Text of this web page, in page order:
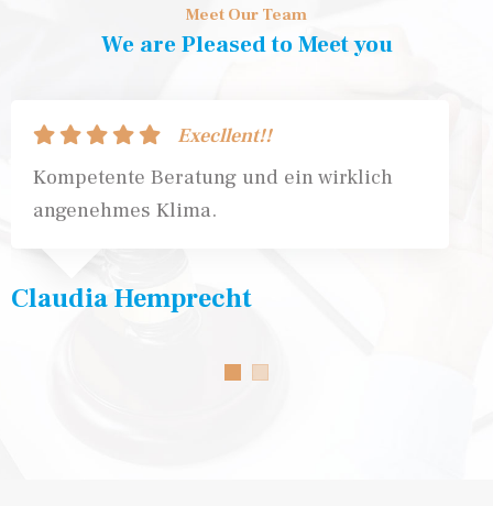
Meet Our Team
We are Pleased to Meet you
Execllent!!
Kompetente Beratung und ein wirklich
angenehmes Klima.
Claudia Hemprecht